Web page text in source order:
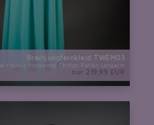
Brautjungfernkleid TWEM03
türkis bodenlang Chiffon Perlen Langarm
nur 219,99 EUR